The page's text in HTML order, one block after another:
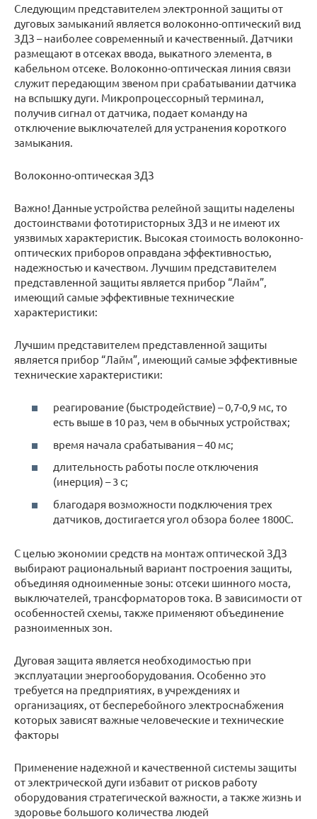
Следующим представителем электронной защиты от
дуговых замыканий является волоконно-оптический вид
ЗДЗ – наиболее современный и качественный. Датчики
размещают в отсеках ввода, выкатного элемента, в
кабельном отсеке. Волоконно-оптическая линия связи
служит передающим звеном при срабатывании датчика
на вспышку дуги. Микропроцессорный терминал,
получив сигнал от датчика, подает команду на
отключение выключателей для устранения короткого
замыкания.
Волоконно-оптическая ЗДЗ
Важно! Данные устройства релейной защиты наделены
достоинствами фототиристорных ЗДЗ и не имеют их
уязвимых характеристик. Высокая стоимость волоконно-
оптических приборов оправдана эффективностью,
надежностью и качеством. Лучшим представителем
представленной защиты является прибор “Лайм”,
имеющий самые эффективные технические
характеристики:
Лучшим представителем представленной защиты
является прибор “Лайм”, имеющий самые эффективные
технические характеристики:
реагирование (быстродействие) – 0,7-0,9 мс, то
есть выше в 10 раз, чем в обычных устройствах;
время начала срабатывания – 40 мс;
длительность работы после отключения
(инерция) – 3 с;
благодаря возможности подключения трех
датчиков, достигается угол обзора более 1800С.
С целью экономии средств на монтаж оптической ЗДЗ
выбирают рациональный вариант построения защиты,
объединяя одноименные зоны: отсеки шинного моста,
выключателей, трансформаторов тока. В зависимости от
особенностей схемы, также применяют объединение
разноименных зон.
Дуговая защита является необходимостью при
эксплуатации энергооборудования. Особенно это
требуется на предприятиях, в учреждениях и
организациях, от бесперебойного электроснабжения
которых зависят важные человеческие и технические
факторы
Применение надежной и качественной системы защиты
от электрической дуги избавит от рисков работу
оборудования стратегической важности, а также жизнь и
здоровье большого количества людей